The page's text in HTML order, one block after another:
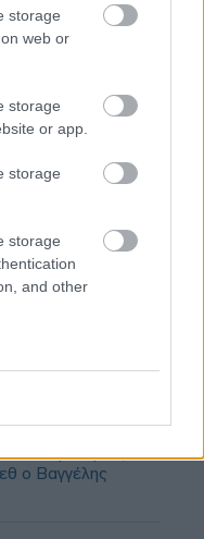
storage
web or
storage
or app.
storage
storage
and other
3 εκατομμυρίων
παγκοσμίως:
ο Βαγγέλης